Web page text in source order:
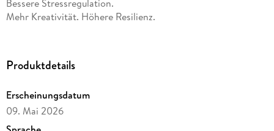
Bessere Stressregulation.
Mehr Kreativität. Höhere Resilienz.
bewusst aufrichtet und atmet, verändert nicht nur den
bestätigt, was alte Yogis vor tausenden Jahren wussten: neue
neuronale Muster entstehen und alte Gewohnheiten verlieren
an Kraft. Das ist Neuroplastizität in Aktion - und du kannst
Produktdetails
Erscheinungsdatum
09. Mai 2026